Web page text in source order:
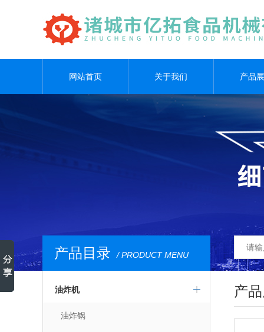
网站首页 关于我们 产品
产品目录 / PRODUCT MENU
油炸机
油炸锅
产